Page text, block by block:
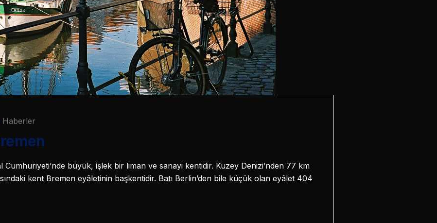
Haberler
Cumhuriyeti’nde büyük, işlek bir liman ve sanayi kentidir. Kuzey Denizi’nden 77 km
kent Bremen eyâletinin başkentidir. Batı Berlin’den bile küçük olan eyâlet 404